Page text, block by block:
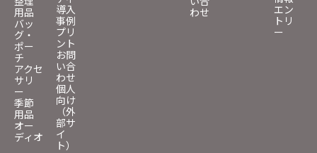
用品
バッ
グ・
ポー
チ
アクセ
サリ
ー
季節
用品
オー
ディオ
導入
事例
プリ
ント
お問
い合
わせ
個人
向け
（外
部サ
イ
ト）
わせ
エン
トリ
ー